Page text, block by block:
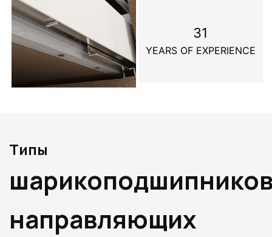
31
YEARS OF EXPERIENCE
Типы
направляющих